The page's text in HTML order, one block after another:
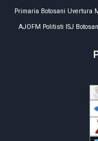
Primaria Botosani Uvertura
AJOFM Politisti ISJ